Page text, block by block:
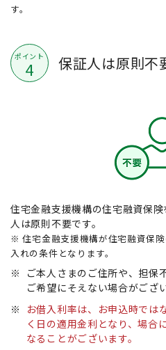
す。
ポイント
4 保証人は原則不
住宅金融支援機構の住宅融資保
人は原則不要です。
※ 住宅金融支援機構が住宅融資保
入れの条件となります。
※
ご本人さまのご住所や、担保
ご希望にそえない場合がござ
※
お借入利率は、お申込時では
く日の適用金利となり、場合
なることがございます。